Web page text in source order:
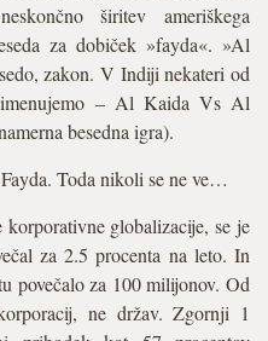
širitev ameriškega
za dobiček »fayda«. »Al
zakon. V Indiji nekateri od
– Al Kaida Vs Al
besedna igra).
Toda nikoli se ne ve…
globalizacije, se je
za 2.5 procenta na leto. In
povečalo za 100 milijonov. Od
ne držav. Zgornji 1